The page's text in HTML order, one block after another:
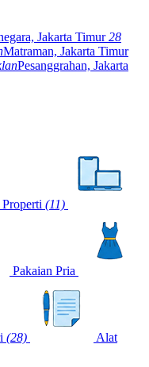
Jakarta Timur28
Matraman, Jakarta Timur
Pesanggrahan, Jakarta
Properti (11)
Pakaian Pria
(28) Alat